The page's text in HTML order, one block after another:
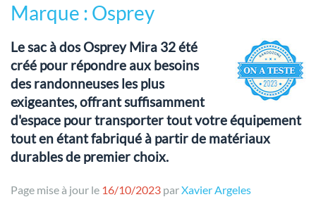
Marque : Osprey
Le sac à dos Osprey Mira 32 été
créé pour répondre aux besoins
des randonneuses les plus
exigeantes, offrant suffisamment
d'espace pour transporter tout votre équipement
tout en étant fabriqué à partir de matériaux
durables de premier choix.
Page mise à jour le 16/10/2023 parXavier Argeles